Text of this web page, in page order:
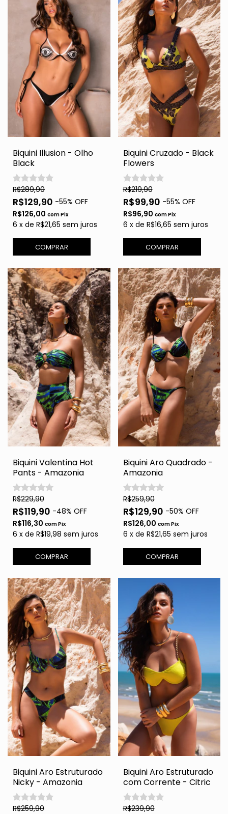
Biquini Illusion - Olho
Black
R$289,90
R$129,90 -55% OFF
R$126,00 comPix
6 x de R$21,65 sem juros
COMPRAR
Biquini Cruzado - Black
Flowers
R$219,90
R$99,90 -55% OFF
R$96,90 comPix
6 x de R$16,65 sem juros
COMPRAR
Biquini Valentina Hot
Pants - Amazonia
R$229,90
R$119,90 -48% OFF
R$116,30 comPix
6 x de R$19,98 sem juros
COMPRAR
Biquini Aro Quadrado -
Amazonia
R$259,90
R$129,90 -50% OFF
R$126,00 comPix
6 x de R$21,65 sem juros
COMPRAR
Biquini Aro Estruturado
Nicky - Amazonia
R$259,90
Biquini Aro Estruturado
com Corrente - Citric
R$239,90